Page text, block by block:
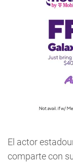
El actor
comparte con